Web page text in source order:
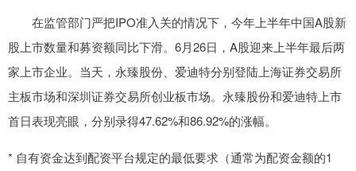
在监管部门严把IPO准入关的情况下，今年上半年中国A股新
股上市数量和募资额同比下滑。6月26日，A股迎来上半年最后两
家上市企业。当天，永臻股份、爱迪特分别登陆上海证券交易所
主板市场和深圳证券交易所创业板市场。永臻股份和爱迪特上市
首日表现亮眼，分别录得47.62%和86.92%的涨幅。
* 自有资金达到配资平台规定的最低要求（通常为配资金额的1